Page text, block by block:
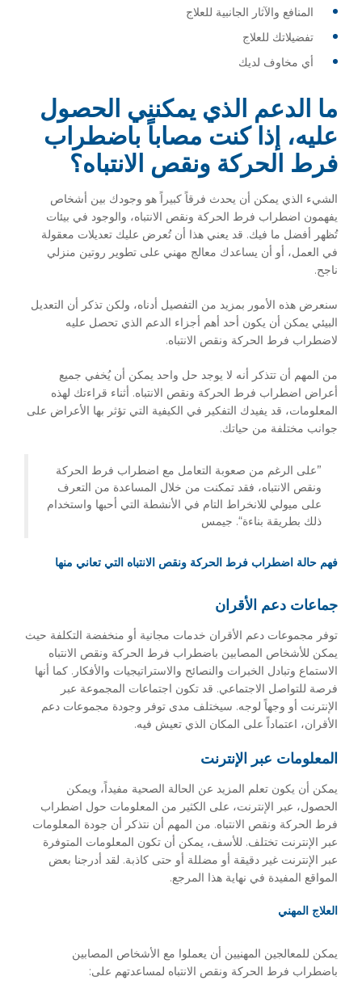
المنافع والآثار الجانبية للعلاج
تفضيلاتك للعلاج
أي مخاوف لديك
ما الدعم الذي يمكنني الحصول
عليه، إذا كنت مصاباً باضطراب
فرط الحركة ونقص الانتباه؟
الشيء الذي يمكن أن يحدث فرقاً كبيراً هو وجودك بين أشخاص
يفهمون اضطراب فرط الحركة ونقص الانتباه، والوجود في بيئات
تُظهر أفضل ما فيك. قد يعني هذا أن تُعرض عليك تعديلات معقولة
في العمل، أو أن يساعدك معالج مهني على تطوير روتين منزلي
ناجح.
سنعرض هذه الأمور بمزيد من التفصيل أدناه، ولكن تذكر أن التعديل
البيئي يمكن أن يكون أحد أهم أجزاء الدعم الذي تحصل عليه
لاضطراب فرط الحركة ونقص الانتباه.
من المهم أن تتذكر أنه لا يوجد حل واحد يمكن أن يُخفي جميع
أعراض اضطراب فرط الحركة ونقص الانتباه. أثناء قراءتك لهذه
المعلومات، قد يفيدك التفكير في الكيفية التي تؤثر بها الأعراض على
جوانب مختلفة من حياتك.
”على الرغم من صعوبة التعامل مع اضطراب فرط الحركة
ونقص الانتباه، فقد تمكنت من خلال المساعدة من التعرف
على ميولي للانخراط التام في الأنشطة التي أحبها واستخدام
ذلك بطريقة بناءة“. جيمس
فهم حالة اضطراب فرط الحركة ونقص الانتباه التي تعاني منها
جماعات دعم الأقران
توفر مجموعات دعم الأقران خدمات مجانية أو منخفضة التكلفة حيث
يمكن للأشخاص المصابين باضطراب فرط الحركة ونقص الانتباه
الاستماع وتبادل الخبرات والنصائح والاستراتيجيات والأفكار. كما أنها
فرصة للتواصل الاجتماعي. قد تكون اجتماعات المجموعة عبر
الإنترنت أو وجهاً لوجه. سيختلف مدى توفر وجودة مجموعات دعم
الأقران، اعتماداً على المكان الذي تعيش فيه.
المعلومات عبر الإنترنت
يمكن أن يكون تعلم المزيد عن الحالة الصحية مفيداً، ويمكن
الحصول، عبر الإنترنت، على الكثير من المعلومات حول اضطراب
فرط الحركة ونقص الانتباه. من المهم أن نتذكر أن جودة المعلومات
عبر الإنترنت تختلف. للأسف، يمكن أن تكون المعلومات المتوفرة
عبر الإنترنت غير دقيقة أو مضللة أو حتى كاذبة. لقد أدرجنا بعض
المواقع المفيدة في نهاية هذا المرجع.
العلاج المهني
يمكن للمعالجين المهنيين أن يعملوا مع الأشخاص المصابين
باضطراب فرط الحركة ونقص الانتباه لمساعدتهم على: